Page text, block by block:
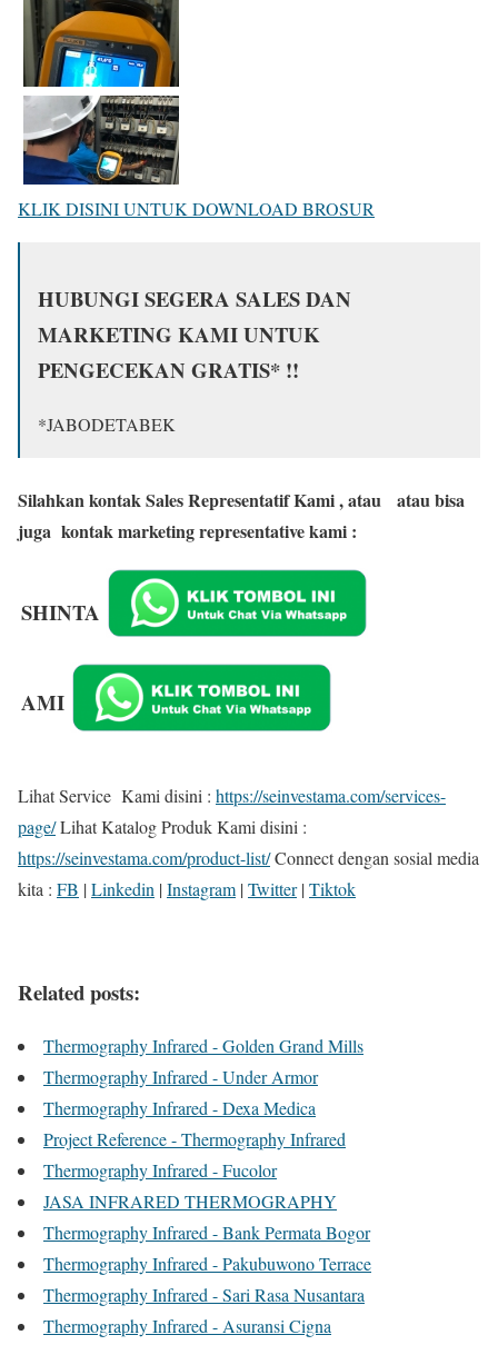
KLIK DISINI UNTUK DOWNLOAD BROSUR
HUBUNGI SEGERA SALES DAN
MARKETING KAMI UNTUK
PENGECEKAN GRATIS* !!
*JABODETABEK
Silahkan kontak Sales Representatif Kami , atau
atau bisa
juga kontak marketing representative kami :
SHINTA
AMI
Lihat Service Kami disini : https://seinvestama.com/services-
page/Lihat Katalog Produk Kami disini :
https://seinvestama.com/product-list/Connect dengan sosial media
kita : FB |Linkedin |Instagram |Twitter|Tiktok
Related posts:
Thermography Infrared - Golden Grand Mills
Thermography Infrared - Under Armor
Thermography Infrared - Dexa Medica
Project Reference - Thermography Infrared
Thermography Infrared - Fucolor
JASA INFRARED THERMOGRAPHY
Thermography Infrared - Bank Permata Bogor
Thermography Infrared - Pakubuwono Terrace
Thermography Infrared - Sari Rasa Nusantara
Thermography Infrared - Asuransi Cigna